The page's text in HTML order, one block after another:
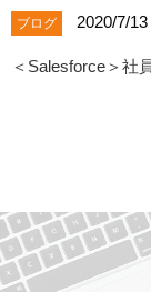
ブログ 2020/7/13
＜Salesforce＞社